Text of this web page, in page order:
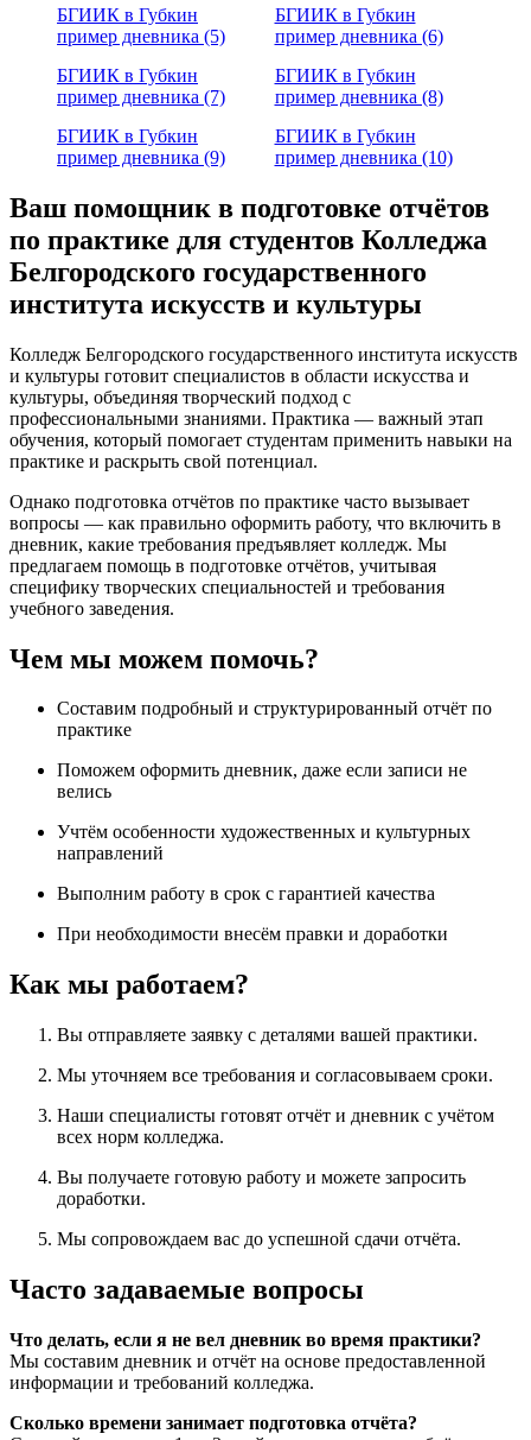
БГИИК в Губкин
пример дневника (5)
БГИИК в Губкин
пример дневника (6)
БГИИК в Губкин
пример дневника (7)
БГИИК в Губкин
пример дневника (8)
БГИИК в Губкин
пример дневника (9)
БГИИК в Губкин
пример дневника (10)
Ваш помощник в подготовке отчётов
по практике для студентов Колледжа
Белгородского государственного
института искусств и культуры
Колледж Белгородского государственного института искусств
и культуры готовит специалистов в области искусства и
культуры, объединяя творческий подход с
профессиональными знаниями. Практика — важный этап
обучения, который помогает студентам применить навыки на
практике и раскрыть свой потенциал.
Однако подготовка отчётов по практике часто вызывает
вопросы — как правильно оформить работу, что включить в
дневник, какие требования предъявляет колледж. Мы
предлагаем помощь в подготовке отчётов, учитывая
специфику творческих специальностей и требования
учебного заведения.
Чем мы можем помочь?
Составим подробный и структурированный отчёт по
практике
Поможем оформить дневник, даже если записи не
велись
Учтём особенности художественных и культурных
направлений
Выполним работу в срок с гарантией качества
При необходимости внесём правки и доработки
Как мы работаем?
Вы отправляете заявку с деталями вашей практики.
Мы уточняем все требования и согласовываем сроки.
Наши специалисты готовят отчёт и дневник с учётом
всех норм колледжа.
Вы получаете готовую работу и можете запросить
доработки.
Мы сопровождаем вас до успешной сдачи отчёта.
Часто задаваемые вопросы
Что делать, если я не вел дневник во время практики?
Мы составим дневник и отчёт на основе предоставленной
информации и требований колледжа.
Сколько времени занимает подготовка отчёта?